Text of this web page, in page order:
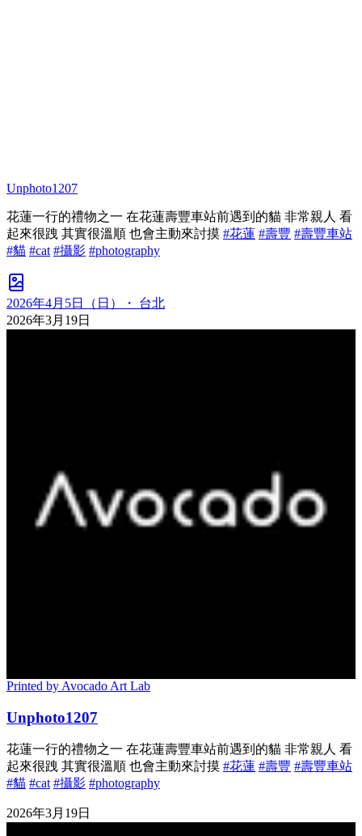
Unphoto1207
花蓮一行的禮物之一 在花蓮壽豐車站前遇到的貓 非常親人 看
起來很跩 其實很溫順 也會主動來討摸 #花蓮 #壽豐 #壽豐車站
#貓 #cat #攝影 #photography
2026年4月5日（日）・ 台北
2026年3月19日
Printed by Avocado Art Lab
Unphoto1207
花蓮一行的禮物之一 在花蓮壽豐車站前遇到的貓 非常親人 看
起來很跩 其實很溫順 也會主動來討摸 #花蓮 #壽豐 #壽豐車站
#貓 #cat #攝影 #photography
2026年3月19日